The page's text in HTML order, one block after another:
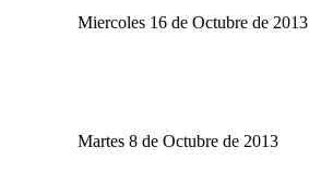
Miercoles 16 de Octubre de 2013
Martes 8 de Octubre de 2013